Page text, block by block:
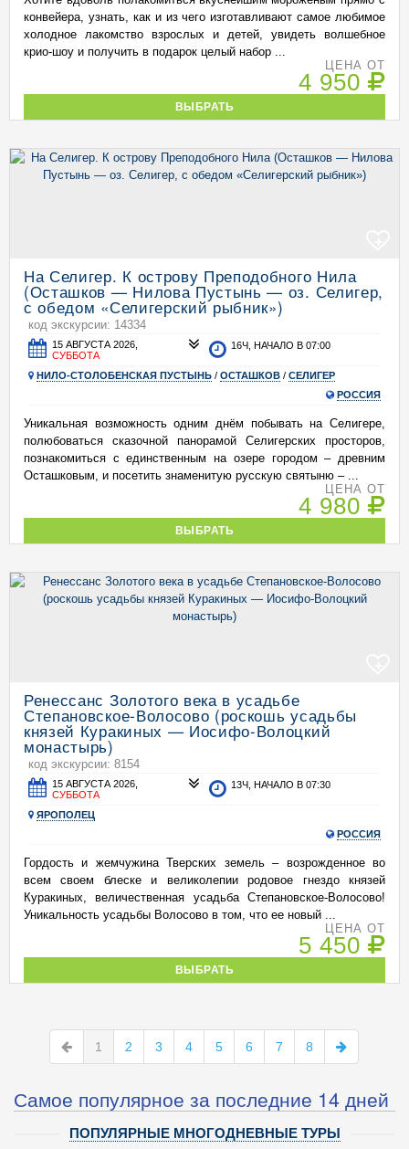
конвейера, узнать, как и из чего изготавливают самое любимое
холодное лакомство взрослых и детей, увидеть волшебное
крио-шоу и получить в подарок целый набор ...
ЦЕНА ОТ
4 950
ВЫБРАТЬ
На Селигер. К острову Преподобного Нила
(Осташков — Нилова Пустынь — оз. Селигер,
с обедом «Селигерский рыбник»)
код экскурсии: 14334
15 АВГУСТА 2026,
СУББОТА
16Ч, НАЧАЛО В 07:00
НИЛО-СТОЛОБЕНСКАЯ ПУСТЫНЬ / ОСТАШКОВ / СЕЛИГЕР
РОССИЯ
Уникальная возможность одним днём побывать на Селигере,
полюбоваться сказочной панорамой Селигерских просторов,
познакомиться с единственным на озере городом – древним
Осташковым, и посетить знаменитую русскую святыню – ...
ЦЕНА ОТ
4 980
ВЫБРАТЬ
Ренессанс Золотого века в усадьбе
Степановское-Волосово (роскошь усадьбы
князей Куракиных — Иосифо-Волоцкий
монастырь)
код экскурсии: 8154
15 АВГУСТА 2026,
СУББОТА
13Ч, НАЧАЛО В 07:30
ЯРОПОЛЕЦ
РОССИЯ
Гордость и жемчужина Тверских земель – возрожденное во
всем своем блеске и великолепии родовое гнездо князей
Куракиных, величественная усадьба Степановское-Волосово!
Уникальность усадьбы Волосово в том, что ее новый ...
ЦЕНА ОТ
5 450
ВЫБРАТЬ
1 2 3 4 5 6 7 8
Самое популярное за последние 14 дней
ПОПУЛЯРНЫЕ МНОГОДНЕВНЫЕ ТУРЫ